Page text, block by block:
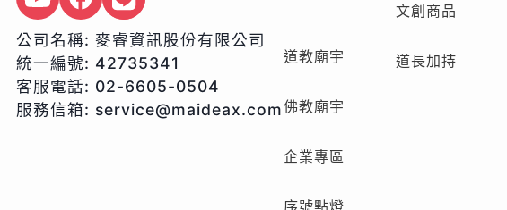
公司名稱: 麥睿資訊股份有限公司
統一編號: 42735341
客服電話: 02-6605-0504
服務信箱: service@maideax.com
道教廟宇
佛教廟宇
企業專區
序號點燈
文創商品
道長加持